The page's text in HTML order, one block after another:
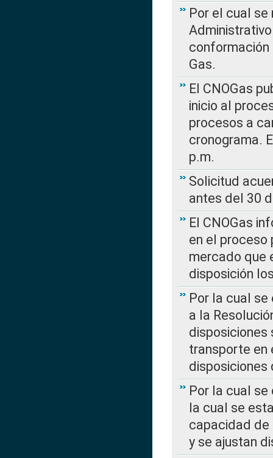
Por el cual
conformación
Gas.
El CNOGas
inicio al
procesos a
cronograma.
p.m.
Solicitud
antes del 30
El CNOGas
en el
mercado que
disposición
Por la cual se
a la
disposiciones
transporte en
disposiciones
Por la cual se
la cual se
capacidad de
y se ajustan